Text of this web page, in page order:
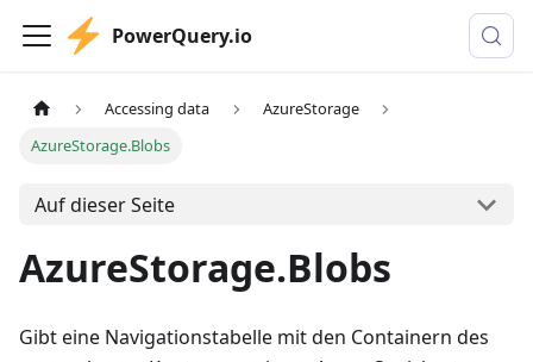
PowerQuery.io
Accessing data
AzureStorage
AzureStorage.Blobs
Auf dieser Seite
AzureStorage.Blobs
Gibt eine Navigationstabelle mit den Containern des